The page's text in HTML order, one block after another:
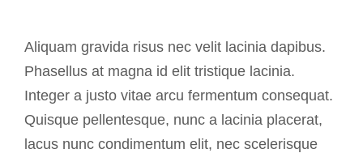
Aliquam gravida risus nec velit lacinia dapibus.
Phasellus at magna id elit tristique lacinia.
Integer a justo vitae arcu fermentum consequat.
Quisque pellentesque, nunc a lacinia placerat,
lacus nunc condimentum elit, nec scelerisque